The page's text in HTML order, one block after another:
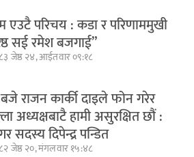
एउटै परिचय : कडा र परिणाममुखी
सई रमेश बजगाई”
जेष्ठ २४, आईतवार ०९:१८
राजन कार्की दाइले फोन गरेर
अध्यक्षबाटै हामी असुरक्षित छौं :
सदस्य दिपेन्द्र पन्डित
जेष्ठ २०, मंगलवार १५:४८